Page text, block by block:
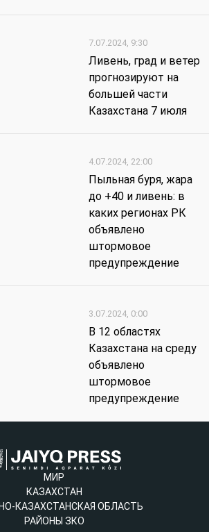
7.07.2024, 9:30
Ливень, град и ветер
прогнозируют на
большей части
Казахстана 7 июля
4.07.2024, 22:00
Пыльная буря, жара
до +40 и ливень: в
каких регионах РК
объявлено
штормовое
предупреждение
3.07.2024, 0:00
В 12 областях
Казахстана на среду
объявлено
штормовое
предупреждение
МИР
КАЗАХСТАН
КАЗАХСТАНСКАЯ ОБЛАСТЬ
РАЙОНЫ ЗКО